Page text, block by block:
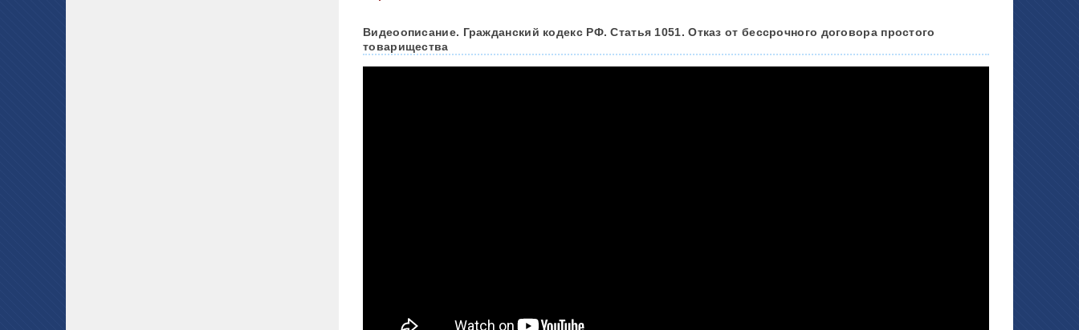
Видеоописание. Гражданский кодекс РФ. Статья 1051. Отказ от бессрочного договора простого
товарищества